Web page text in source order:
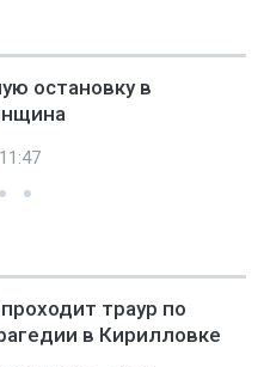
остановку в
траур по
в Кирилловке